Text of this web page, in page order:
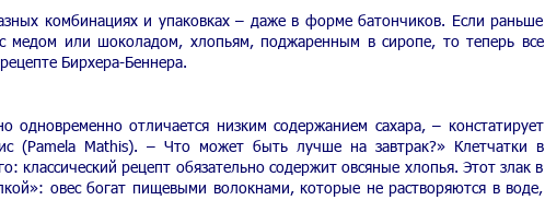
комбинациях и упаковках – даже в форме батончиков. Если раньше
медом или шоколадом, хлопьям, поджаренным в сиропе, то теперь все
Бирхера-Беннера.
одновременно отличается низким содержанием сахара, – констатирует
(Pamela Mathis). – Что может быть лучше на завтрак?» Клетчатки в
классический рецепт обязательно содержит овсяные хлопья. Этот злак в
овес богат пищевыми волокнами, которые не растворяются в воде,